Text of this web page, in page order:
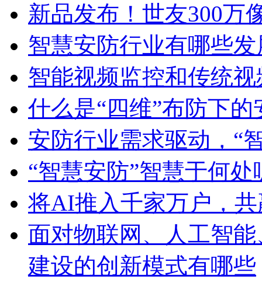
新品发布！世友300万
智慧安防行业有哪些
智能视频监控和传统
什么是“四维”布防下
安防行业需求驱动，“
“智慧安防”智慧于何
将AI推入千家万户，
面对物联网、人工智
建设的创新模式有哪些